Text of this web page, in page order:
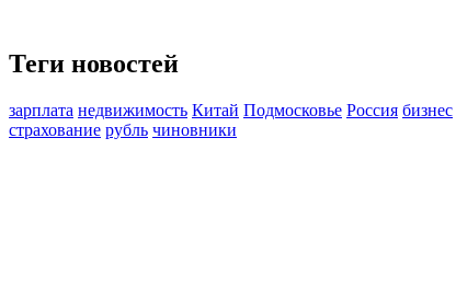
Теги новостей
зарплата недвижимость Китай Подмосковье Россия бизнес
страхование рубль чиновники